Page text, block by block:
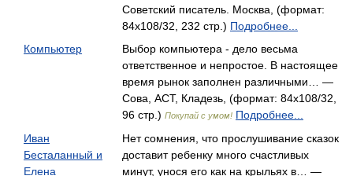
Советский писатель. Москва, (формат:
84x108/32, 232 стр.) Подробнее...
Компьютер
Выбор компьютера - дело весьма
ответственное и непростое. В настоящее
время рынок заполнен различными… —
Сова, АСТ, Кладезь, (формат: 84x108/32,
96 стр.) Покупай с умом! Подробнее...
Иван
Бесталанный и
Елена
Нет сомнения, что прослушивание сказок
доставит ребенку много счастливых
минут, унося его как на крыльях в… —